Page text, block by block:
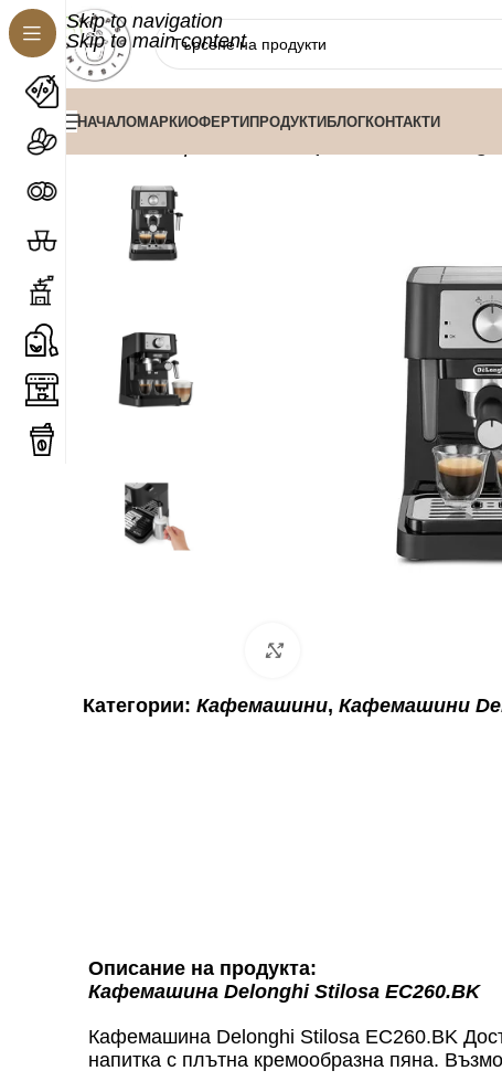
Skip to navigation
Skip to main content
НАЧАЛОМАРКИОФЕРТИПРОДУКТИБЛОГКОНТАКТИ
Категории: Кафемашини, Кафемашини
Описание на продукта:
Кафемашина Delonghi Stilosa EC260.BK
Кафемашина Delonghi Stilosa EC260.BK
напитка с плътна кремообразна пяна.